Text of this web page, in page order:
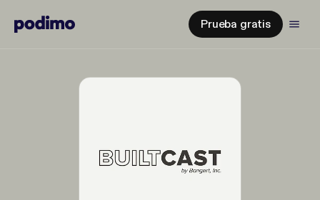
Prueba gratis